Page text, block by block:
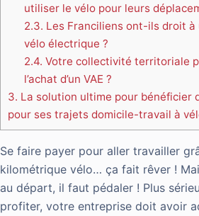
utiliser le vélo pour leurs
2.3. Les Franciliens ont-ils droit à
vélo électrique ?
2.4. Votre collectivité territoriale
l’achat d’un VAE ?
3. La solution ultime pour bénéficier
pour ses trajets domicile-travail à
Se faire payer pour aller travailler
kilométrique vélo… ça fait rêver !
au départ, il faut pédaler ! Plus
profiter, votre entreprise doit avoir